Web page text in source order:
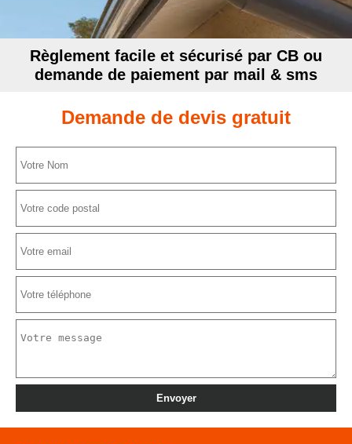
Règlement facile et sécurisé par CB ou
demande de paiement par mail & sms
Demande de devis gratuit